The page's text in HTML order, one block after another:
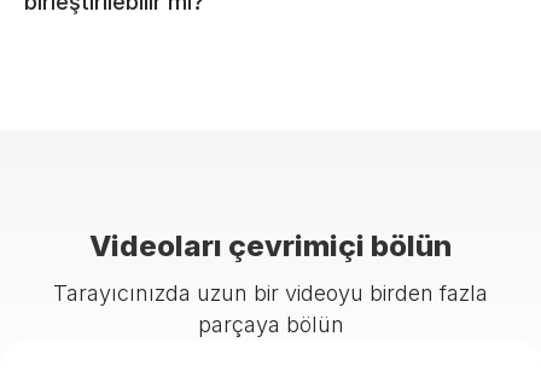
Videoları çevrimiçi bölün
Tarayıcınızda uzun bir videoyu birden fazla
parçaya bölün